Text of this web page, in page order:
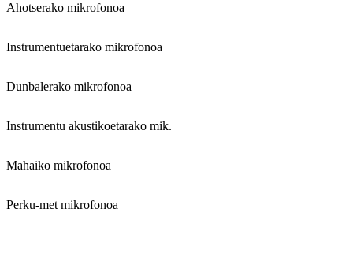
Ahotserako mikrofonoa
Instrumentuetarako mikrofonoa
Dunbalerako mikrofonoa
Instrumentu akustikoetarako mik.
Mahaiko mikrofonoa
Perku-met mikrofonoa